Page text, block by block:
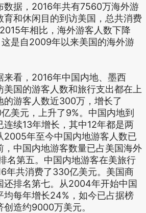
数据，2016年共有7560万海外游
育和休闲目的到访美国，总共消费
年相比，海外游客人数下降
是自2009年以来美国的海外游
来看，2016年中国内地、墨西
美国的游客人数和旅行支出都在上
的游客人数近300万，增长了
美元，上升了9%。中国内地到
续13年增长，其中12年都是两
2005年至今中国内地游客人数已
，中国内地游客数量已占美国海外
名第五。中国内地游客在美旅行
年共消费了330亿美元。美国商
还排名第七。从2004年开始中国
均每年增长24%，如今已占据榜
造约9000万美元。